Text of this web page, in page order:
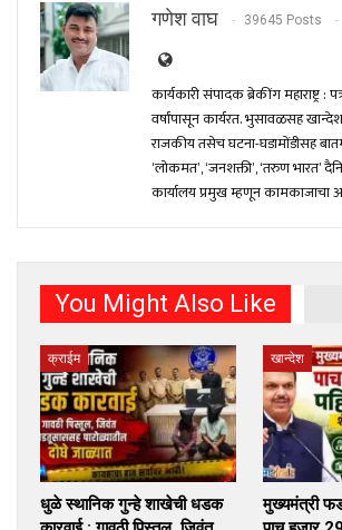
गणेश वाघ 39645 Posts
कार्यकारी संपादक ब्रेकींग महाराष्ट्र :
वर्षांपासून कार्यरत. भुसावळसह
राजकीय तसेच घटना-घडामोंडीसह
‘लोकमत’, ‘जनशक्ती’, ‘तरुण भारत’
कार्यालय प्रमुख म्हणून कामकाजाचा
You Might Also Like
क्राईम
धुळे स्थानिक गुन्हे शाखेची धडक
खान्देश
मुख्यमंत्री